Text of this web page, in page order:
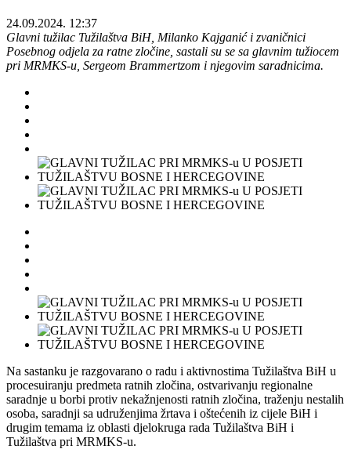
24.09.2024. 12:37
Glavni tužilac Tužilaštva BiH, Milanko Kajganić i zvaničnici
Posebnog odjela za ratne zločine, sastali su se sa glavnim tužiocem
pri MRMKS-u, Sergeom Brammertzom i njegovim saradnicima.
Na sastanku je razgovarano o radu i aktivnostima Tužilaštva BiH u
procesuiranju predmeta ratnih zločina, ostvarivanju regionalne
saradnje u borbi protiv nekažnjenosti ratnih zločina, traženju nestalih
osoba, saradnji sa udruženjima žrtava i oštećenih iz cijele BiH i
drugim temama iz oblasti djelokruga rada Tužilaštva BiH i
Tužilaštva pri MRMKS-u.